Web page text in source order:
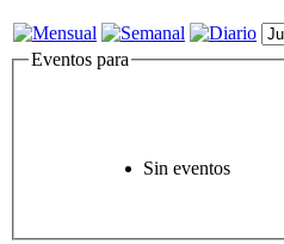
Eventos para
Sin eventos